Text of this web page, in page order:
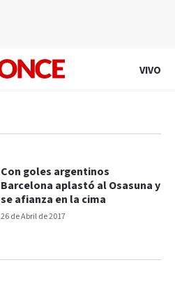
VIVO
26 de Abril de 2017
Con goles argentinos
Barcelona aplastó al Osasuna y
se afianza en la cima